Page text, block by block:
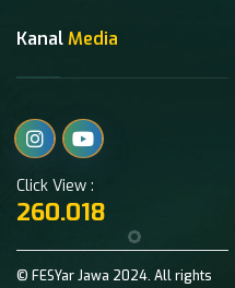
KanalMedia
Click View :
260.018
© FESYar Jawa 2024. All rights